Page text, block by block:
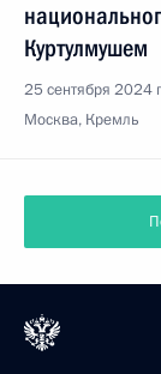
Куртулмушем
25 сентября 2024
Москва, Кремль